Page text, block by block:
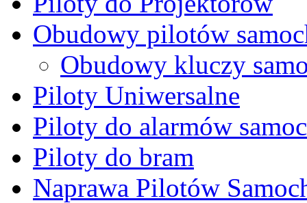
Obudowy pilotów
Obudowy kluczy
Piloty Uniwersalne
Piloty do alarmów
Piloty do bram
Naprawa Pilotów